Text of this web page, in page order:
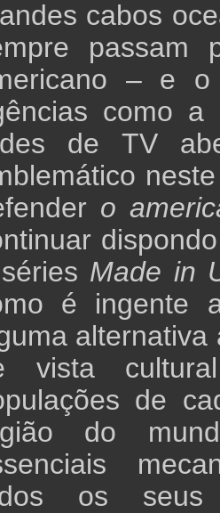
cabos
passam
– e o
como
de TV
o
Made in
é ingente
alternativa
vista
de
do
os seus